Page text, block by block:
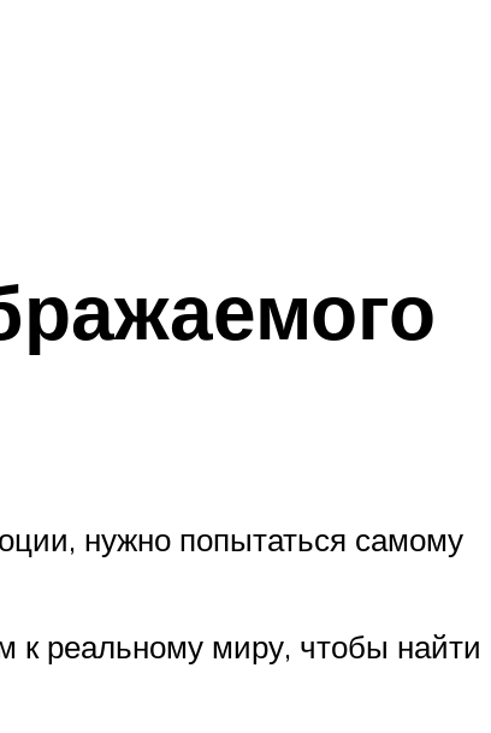
нужно попытаться самому
к реальному миру, чтобы найти